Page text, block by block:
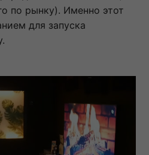
по рынку). Именно этот
для запуска